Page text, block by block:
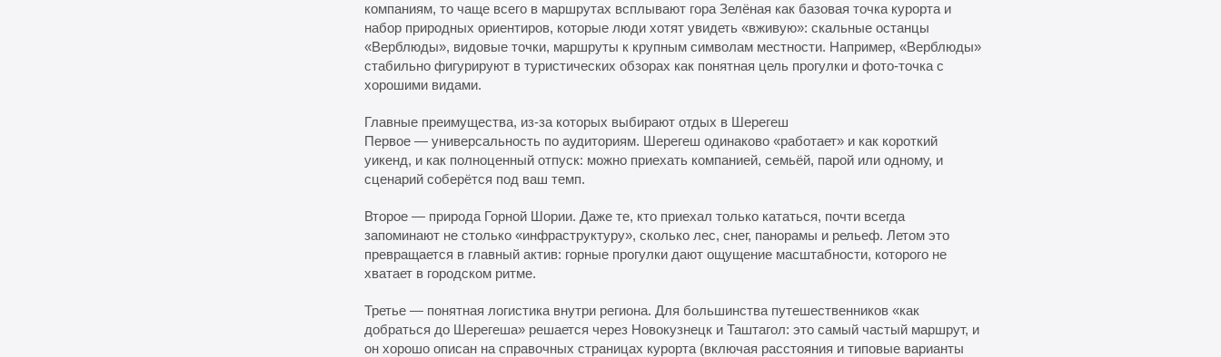
компаниям, то чаще всего в маршрутах всплывают гора Зелёная как базовая точка курорта и
набор природных ориентиров, которые люди хотят увидеть «вживую»: скальные останцы
«Верблюды», видовые точки, маршруты к крупным символам местности. Например, «Верблюды»
стабильно фигурируют в туристических обзорах как понятная цель прогулки и фото-точка с
хорошими видами.
Главные преимущества, из-за которых выбирают отдых в Шерегеш
Первое — универсальность по аудиториям. Шерегеш одинаково «работает» и как короткий
уикенд, и как полноценный отпуск: можно приехать компанией, семьёй, парой или одному, и
сценарий соберётся под ваш темп.
Второе — природа Горной Шории. Даже те, кто приехал только кататься, почти всегда
запоминают не столько «инфраструктуру», сколько лес, снег, панорамы и рельеф. Летом это
превращается в главный актив: горные прогулки дают ощущение масштабности, которого не
хватает в городском ритме.
Третье — понятная логистика внутри региона. Для большинства путешественников «как
добраться до Шерегеша» решается через Новокузнецк и Таштагол: это самый частый маршрут, и
он хорошо описан на справочных страницах курорта (включая расстояния и типовые варианты